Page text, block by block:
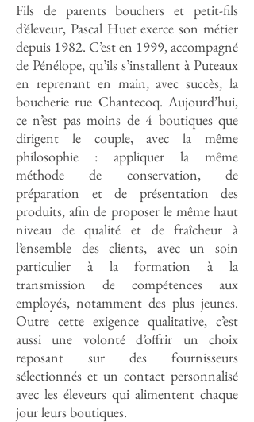
Fils de parents bouchers et petit-fils
d’éleveur, Pascal Huet exerce son métier
depuis 1982. C’est en 1999, accompagné
de Pénélope, qu’ils s’installent à Puteaux
en reprenant en main, avec succès, la
boucherie rue Chantecoq. Aujourd’hui,
ce n’est pas moins de 4 boutiques que
dirigent le couple, avec la même
philosophie : appliquer la même
méthode de conservation, de
préparation et de présentation des
produits, afin de proposer le même haut
niveau de qualité et de fraîcheur à
l’ensemble des clients, avec un soin
particulier à la formation à la
transmission de compétences aux
employés, notamment des plus jeunes.
Outre cette exigence qualitative, c’est
aussi une volonté d’offrir un choix
reposant sur des fournisseurs
sélectionnés et un contact personnalisé
avec les éleveurs qui alimentent chaque
jour leurs boutiques.